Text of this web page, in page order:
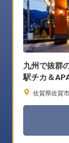
九州で抜群
駅チカ＆
佐賀県佐賀